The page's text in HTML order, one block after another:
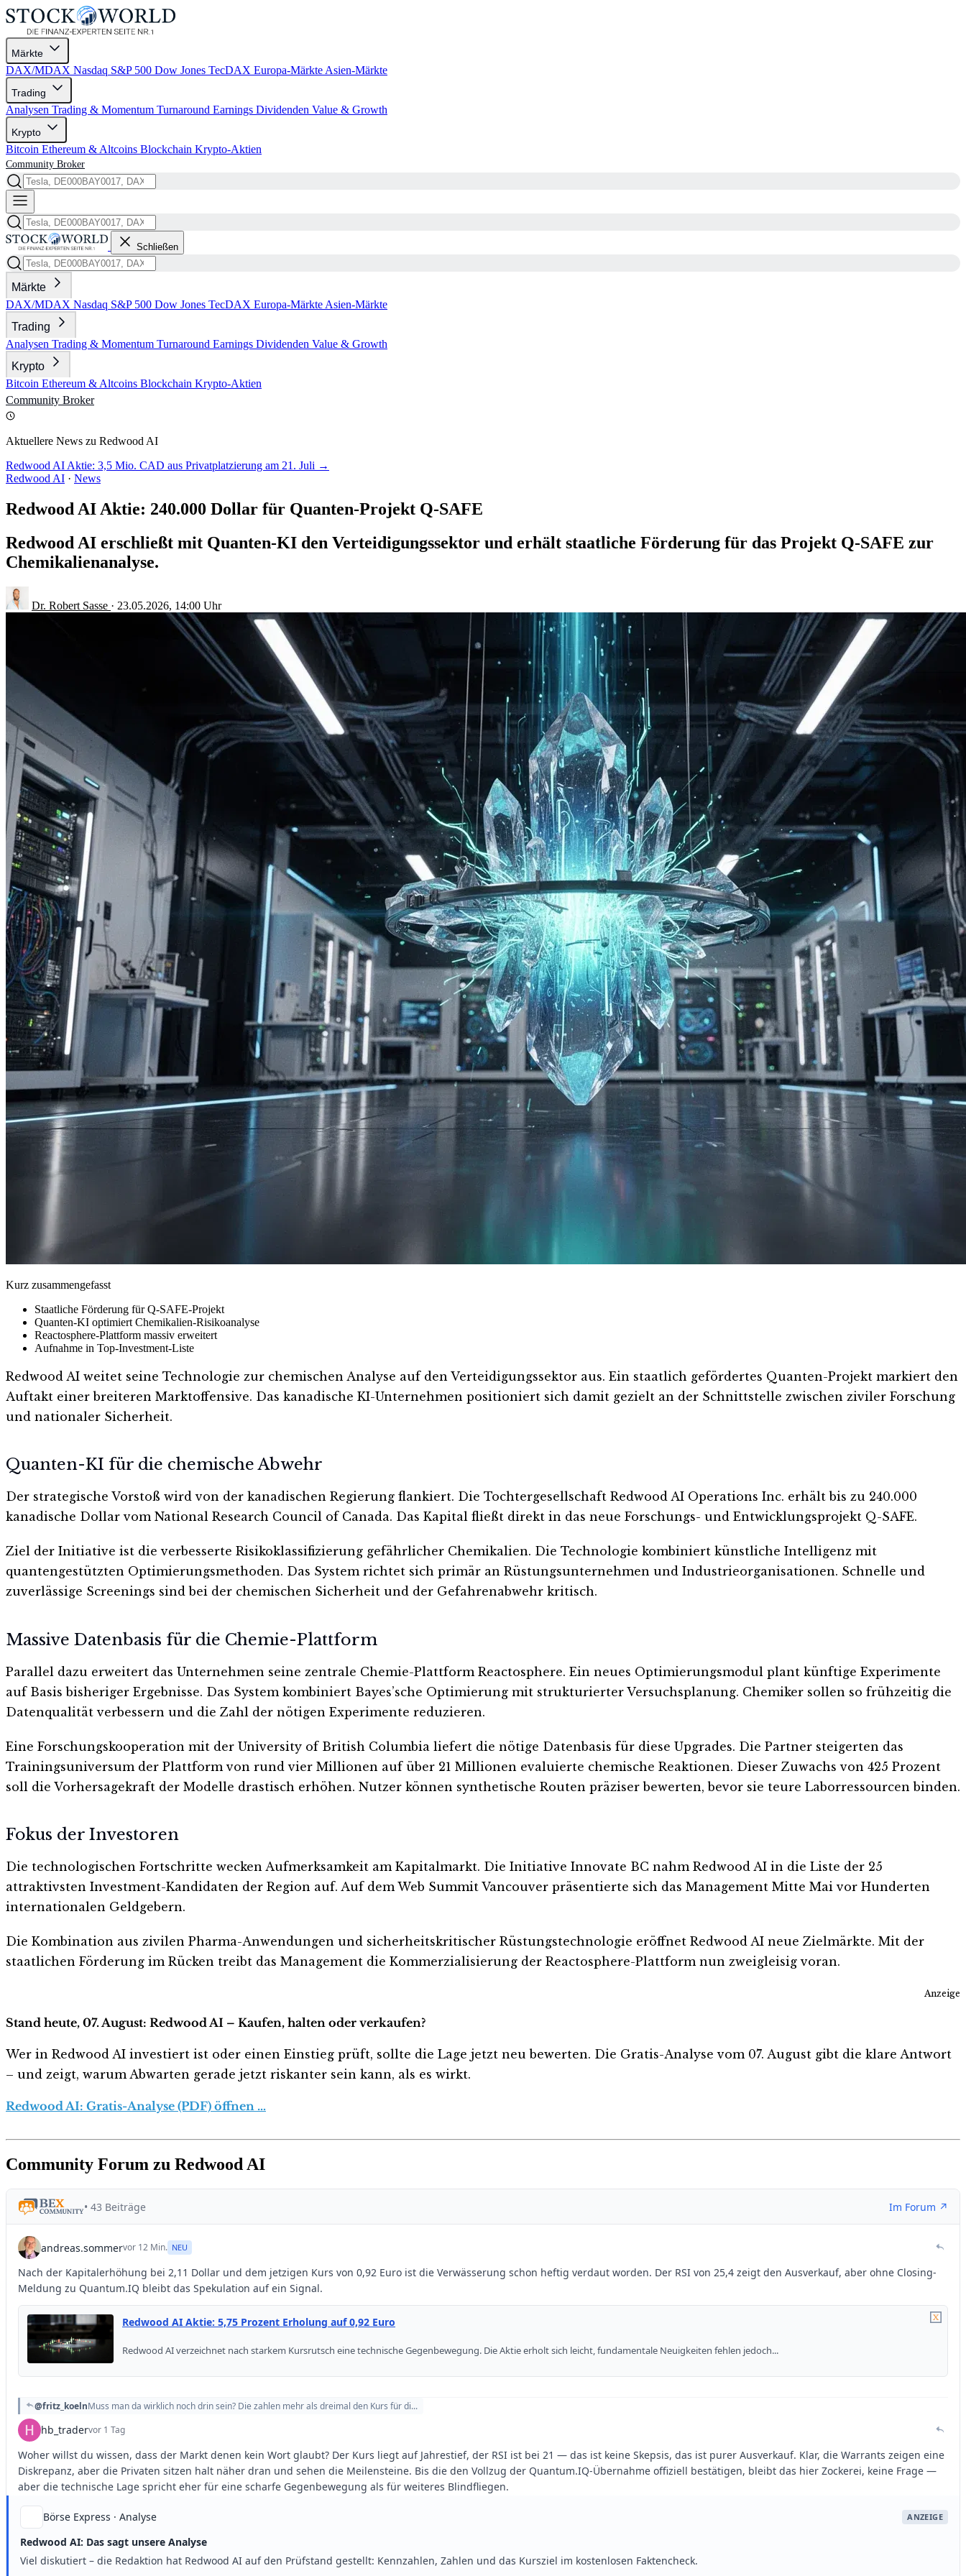
Märkte
DAX/MDAX Nasdaq S&P 500 Dow Jones TecDAX Europa-Märkte Asien-Märkte
Trading
Analysen Trading & Momentum Turnaround Earnings Dividenden Value & Growth
Krypto
Bitcoin Ethereum & Altcoins Blockchain Krypto-Aktien
Community Broker
Schließen
Märkte
DAX/MDAX Nasdaq S&P 500 Dow Jones TecDAX Europa-Märkte Asien-Märkte
Trading
Analysen Trading & Momentum Turnaround Earnings Dividenden Value & Growth
Krypto
Bitcoin Ethereum & Altcoins Blockchain Krypto-Aktien
Community Broker
Aktuellere News zu Redwood AI
Redwood AI Aktie: 3,5 Mio. CAD aus Privatplatzierung am 21. Juli →
Redwood AI · News
Redwood AI Aktie: 240.000 Dollar für Quanten-Projekt Q-SAFE
Redwood AI erschließt mit Quanten-KI den Verteidigungssektor und erhält staatliche Förderung für das Projekt Q-SAFE zur
Chemikalienanalyse.
Dr. Robert Sasse · 23.05.2026, 14:00 Uhr
Kurz zusammengefasst
Staatliche Förderung für Q-SAFE-Projekt
Quanten-KI optimiert Chemikalien-Risikoanalyse
Reactosphere-Plattform massiv erweitert
Aufnahme in Top-Investment-Liste
Redwood AI weitet seine Technologie zur chemischen Analyse auf den Verteidigungssektor aus. Ein staatlich gefördertes Quanten-Projekt markiert den
Auftakt einer breiteren Marktoffensive. Das kanadische KI-Unternehmen positioniert sich damit gezielt an der Schnittstelle zwischen ziviler Forschung
und nationaler Sicherheit.
Quanten-KI für die chemische Abwehr
Der strategische Vorstoß wird von der kanadischen Regierung flankiert. Die Tochtergesellschaft Redwood AI Operations Inc. erhält bis zu 240.000
kanadische Dollar vom National Research Council of Canada. Das Kapital fließt direkt in das neue Forschungs- und Entwicklungsprojekt Q-SAFE.
Ziel der Initiative ist die verbesserte Risikoklassifizierung gefährlicher Chemikalien. Die Technologie kombiniert künstliche Intelligenz mit
quantengestützten Optimierungsmethoden. Das System richtet sich primär an Rüstungsunternehmen und Industrieorganisationen. Schnelle und
zuverlässige Screenings sind bei der chemischen Sicherheit und der Gefahrenabwehr kritisch.
Massive Datenbasis für die Chemie-Plattform
Parallel dazu erweitert das Unternehmen seine zentrale Chemie-Plattform Reactosphere. Ein neues Optimierungsmodul plant künftige Experimente
auf Basis bisheriger Ergebnisse. Das System kombiniert Bayes’sche Optimierung mit strukturierter Versuchsplanung. Chemiker sollen so frühzeitig die
Datenqualität verbessern und die Zahl der nötigen Experimente reduzieren.
Eine Forschungskooperation mit der University of British Columbia liefert die nötige Datenbasis für diese Upgrades. Die Partner steigerten das
Trainingsuniversum der Plattform von rund vier Millionen auf über 21 Millionen evaluierte chemische Reaktionen. Dieser Zuwachs von 425 Prozent
soll die Vorhersagekraft der Modelle drastisch erhöhen. Nutzer können synthetische Routen präziser bewerten, bevor sie teure Laborressourcen binden.
Fokus der Investoren
Die technologischen Fortschritte wecken Aufmerksamkeit am Kapitalmarkt. Die Initiative Innovate BC nahm Redwood AI in die Liste der 25
attraktivsten Investment-Kandidaten der Region auf. Auf dem Web Summit Vancouver präsentierte sich das Management Mitte Mai vor Hunderten
internationalen Geldgebern.
Die Kombination aus zivilen Pharma-Anwendungen und sicherheitskritischer Rüstungstechnologie eröffnet Redwood AI neue Zielmärkte. Mit der
staatlichen Förderung im Rücken treibt das Management die Kommerzialisierung der Reactosphere-Plattform nun zweigleisig voran.
Anzeige
Stand heute, 07. August: Redwood AI – Kaufen, halten oder verkaufen?
Wer in Redwood AI investiert ist oder einen Einstieg prüft, sollte die Lage jetzt neu bewerten. Die Gratis-Analyse vom 07. August gibt die klare Antwort
– und zeigt, warum Abwarten gerade jetzt riskanter sein kann, als es wirkt.
Redwood AI: Gratis-Analyse (PDF) öffnen …
Community Forum zu Redwood AI